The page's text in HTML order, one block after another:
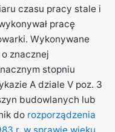
czasu pracy stale i
pracę
Wykonywane
znacznej
stopniu
A dziale V poz. 3
budowlanych lub
do rozporządzenia
r. w sprawie wieku